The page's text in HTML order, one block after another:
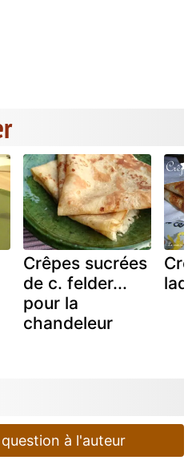
Crêpes sucrées
de c. felder...
pour la
chandeleur
à l'auteur